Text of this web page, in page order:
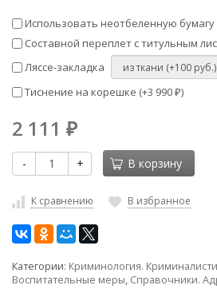
Использовать неотбеленную
Составной переплет с титульным
Ляссе-закладка
Тиснение на корешке (+3 990 ₽)
2 111 ₽
- + В корзину
К сравнению В избранное
Категории: Криминология.
Воспитательные меры, Справочники.